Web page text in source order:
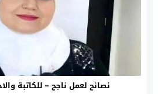
نصائح لعمل ناجح – للكاتبة